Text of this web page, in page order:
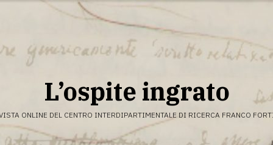
L’ospite ingrato
ONLINE DEL CENTRO INTERDIPARTIMENTALE DI RICERCA FRANCO